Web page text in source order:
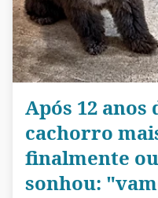
Após 12 anos
cachorro
finalmente
sonhou: